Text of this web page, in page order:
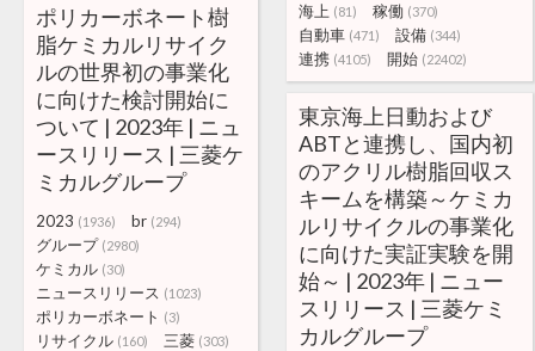
海上 (81) 稼働 (370)
自動車 (471) 設備 (344)
連携 (4105) 開始 (22402)
ポリカーボネート樹
脂ケミカルリサイク
ルの世界初の事業化
に向けた検討開始に
ついて | 2023年 | ニュ
ースリリース | 三菱ケ
ミカルグループ
2023 (1936) br (294)
グループ (2980)
ケミカル (30)
ニュースリリース (1023)
ポリカーボネート (3)
リサイクル (160) 三菱 (303)
東京海上日動および
ABTと連携し、国内初
のアクリル樹脂回収ス
キームを構築～ケミカ
ルリサイクルの事業化
に向けた実証実験を開
始～ | 2023年 | ニュー
スリリース | 三菱ケミ
カルグループ